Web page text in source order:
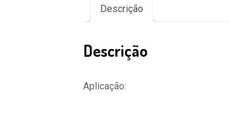
Descrição
Descrição
Aplicação: